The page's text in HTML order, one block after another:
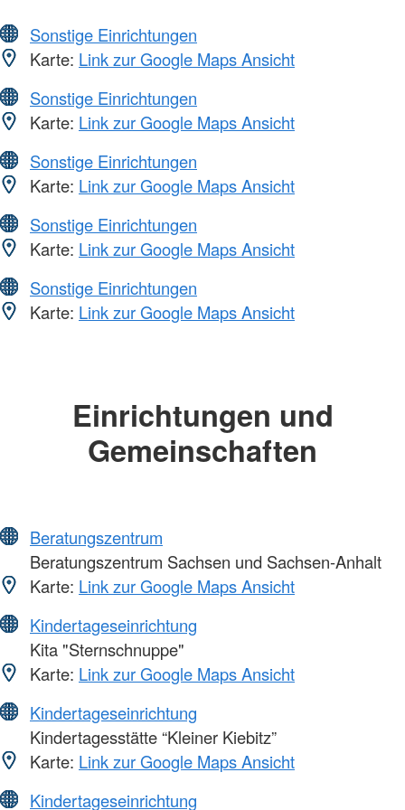
Sonstige Einrichtungen
Karte: Link zur Google Maps Ansicht
Sonstige Einrichtungen
Karte: Link zur Google Maps Ansicht
Sonstige Einrichtungen
Karte: Link zur Google Maps Ansicht
Sonstige Einrichtungen
Karte: Link zur Google Maps Ansicht
Sonstige Einrichtungen
Karte: Link zur Google Maps Ansicht
Einrichtungen und
Gemeinschaften
Beratungszentrum
Beratungszentrum Sachsen und Sachsen-Anhalt
Karte: Link zur Google Maps Ansicht
Kindertageseinrichtung
Kita "Sternschnuppe"
Karte: Link zur Google Maps Ansicht
Kindertageseinrichtung
Kindertagesstätte “Kleiner Kiebitz”
Karte: Link zur Google Maps Ansicht
Kindertageseinrichtung